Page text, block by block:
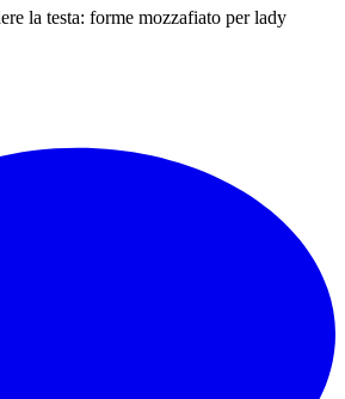
la testa: forme mozzafiato per lady